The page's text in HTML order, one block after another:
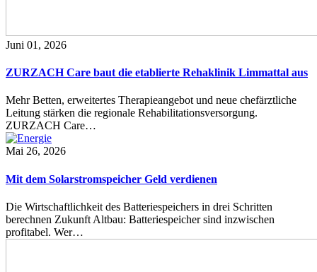
Juni 01, 2026
ZURZACH Care baut die etablierte Rehaklinik Limmattal aus
Mehr Betten, erweitertes Therapieangebot und neue chefärztliche
Leitung stärken die regionale Rehabilitationsversorgung.
ZURZACH Care…
Mai 26, 2026
Mit dem Solarstromspeicher Geld verdienen
Die Wirtschaftlichkeit des Batteriespeichers in drei Schritten
berechnen Zukunft Altbau: Batteriespeicher sind inzwischen
profitabel. Wer…